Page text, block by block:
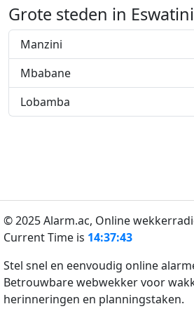
Grote steden in Eswatini
Manzini
Mbabane
Lobamba
© 2025 Alarm.ac, Online
Current Time is 14:37:43
Stel snel en eenvoudig online
Betrouwbare webwekker voor
herinneringen en planningstaken.